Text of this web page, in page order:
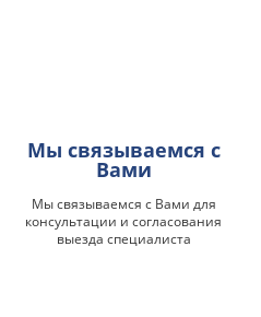
Мы связываемся с
Вами
Мы связываемся с Вами для
консультации и согласования
выезда специалиста